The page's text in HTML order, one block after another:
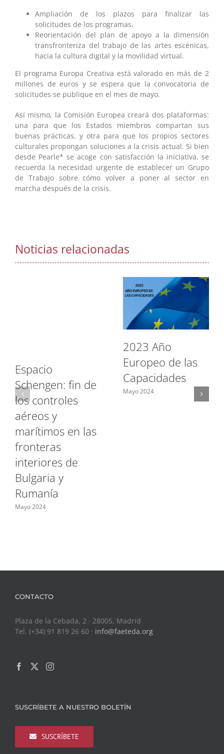
Ampliación de los plazos para finalizar las
solicitudes de los programas.
Reorientación del plan de apoyo a la dimensión
transfronteriza del trabajo de las artes escénicas,
hacia la cultura digital y la movilidad virtual.
El programa Europa Creativa está valorado en más de 2
millones de euros y se espera que la convocatoria de
solicitudes se publique en el mes de mayo.
Así mismo, la Comisión Europea creará dos plataformas:
una para que los Estados miembros compartan sus
buenas prácticas, y otra para que los propios sectores
culturales propongan soluciones a la crisis actual. Si bien
desde Pearle* se acoge con satisfacción la iniciativa, se
recuerda la necesidad urgente de establecer un Grupo
de Trabajo sobre cómo volver a poner al sector en
marcha después de la crisis.
Noticias relacionadas
Espacio
Schengen: fin de
los controles
aéreos y
marítimos en las
fronteras
interiores de
Bulgaria y
Rumanía
Mayo 2024
2023 Año
Europeo de las
Capacidades
Mayo 2024
CONTACTO
Plaza de la Cebada, 2 · 28005, Madrid
Tel. (+34) 91 819 26 60 · info@faeteda.org
SUSCRÍBETE A NUESTRO BOLETÍN
SUSCRÍBETE